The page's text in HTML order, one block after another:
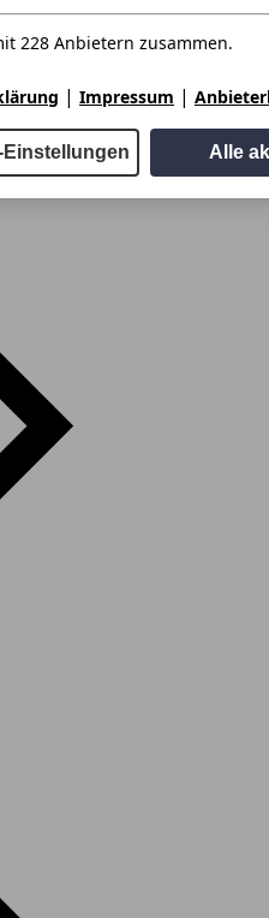
228 Anbietern zusammen.
| Impressum |
Einstellungen Alle